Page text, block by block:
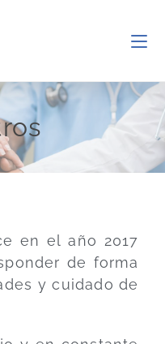
en el año 2017
de forma
y cuidado de